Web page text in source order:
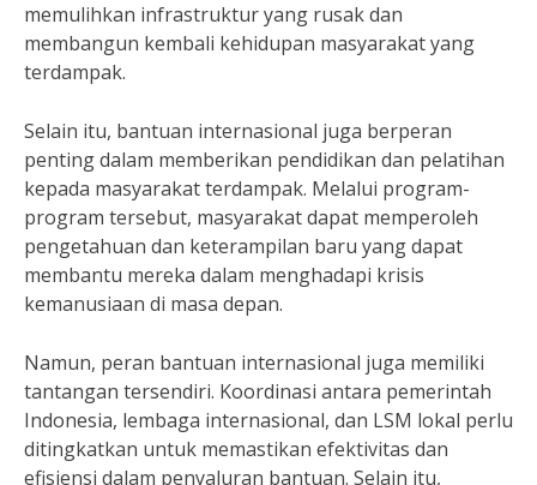
memulihkan infrastruktur yang rusak dan
membangun kembali kehidupan masyarakat yang
terdampak.
Selain itu, bantuan internasional juga berperan
penting dalam memberikan pendidikan dan pelatihan
kepada masyarakat terdampak. Melalui program-
program tersebut, masyarakat dapat memperoleh
pengetahuan dan keterampilan baru yang dapat
membantu mereka dalam menghadapi krisis
kemanusiaan di masa depan.
Namun, peran bantuan internasional juga memiliki
tantangan tersendiri. Koordinasi antara pemerintah
Indonesia, lembaga internasional, dan LSM lokal perlu
ditingkatkan untuk memastikan efektivitas dan
efisiensi dalam penyaluran bantuan. Selain itu,